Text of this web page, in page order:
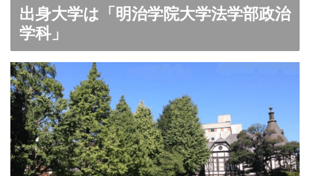
出身大学は「明治学院大学法学部政治
学科」